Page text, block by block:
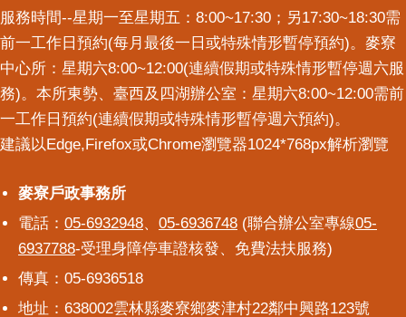
服務時間--星期一至星期五：8:00~17:30；另17:30~18:30需
前一工作日預約(每月最後一日或特殊情形暫停預約)。麥寮
中心所：星期六8:00~12:00(連續假期或特殊情形暫停週六服
務)。本所東勢、臺西及四湖辦公室：星期六8:00~12:00需前
一工作日預約(連續假期或特殊情形暫停週六預約)。
建議以Edge,Firefox或Chrome瀏覽器1024*768px解析瀏覽
麥寮戶政事務所
麥寮戶政事務所
電話： 05-6932948、 05-6936748 (聯合辦公室專線05-
6937788-受理身障停車證核發、免費法扶服務)
傳真：05-6936518
地址：638002雲林縣麥寮鄉麥津村22鄰中興路123號